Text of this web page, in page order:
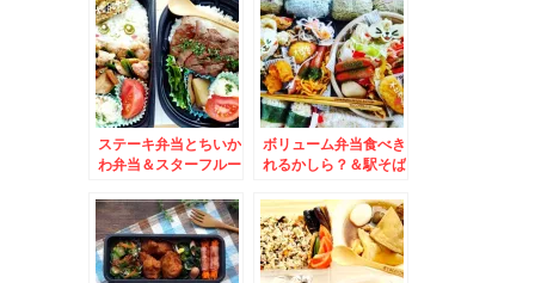
円」ってΣ(･ω･ﾉ)ﾉ！
コスパ最強のお弁当屋
さん
キムチ」
ステーキ弁当とちいか
わ弁当＆スターフルー
～でほっこり(*´艸`*)
ボリューム弁当食べき
れるかしら？＆駅そば
よう♪「弁菜亭本店」
さんの「日替わりラン
チ豚汁定食」とお得弁
当と手作り格安デザー